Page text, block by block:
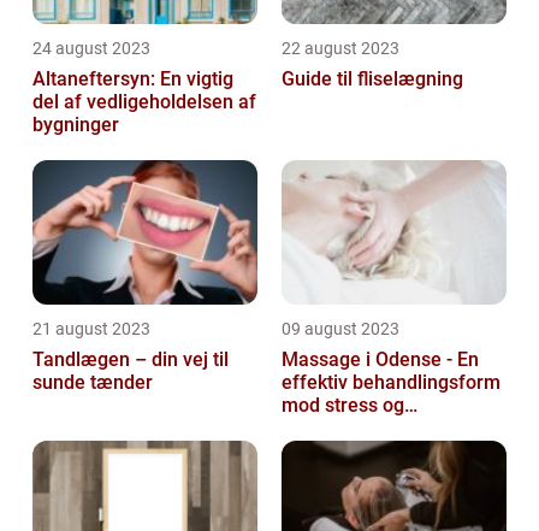
24 august 2023
Altaneftersyn: En vigtig
del af vedligeholdelsen af
bygninger
22 august 2023
Guide til fliselægning
21 august 2023
Tandlægen – din vej til
sunde tænder
09 august 2023
Massage i Odense - En
effektiv behandlingsform
mod stress og